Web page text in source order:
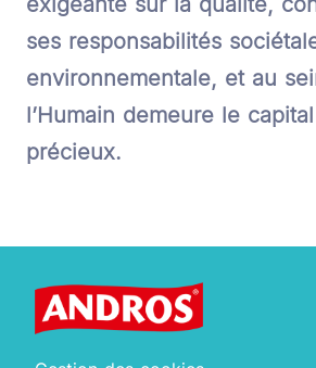
ses responsabilités
environnementale, et au
l’Humain demeure le
précieux.